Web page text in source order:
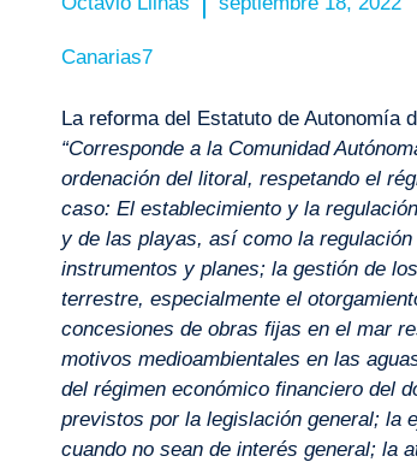
Canarias7
La reforma del Estatuto de Autonomía
“Corresponde a la Comunidad
ordenación del litoral, respetando el
caso: El establecimiento y la
y de las playas, así como la
instrumentos y planes; la gestión de
terrestre, especialmente el
concesiones de obras fijas en el mar
motivos medioambientales en las
del régimen económico financiero del
previstos por la legislación general; la
cuando no sean de interés general; la